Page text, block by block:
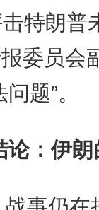
特朗普
委员会
题”。
论：伊